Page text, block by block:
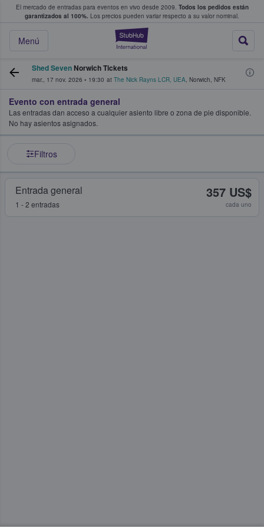
El mercado de entradas para eventos en vivo desde 2009. Todos los pedidos están
garantizados al 100%. Los precios pueden variar respecto a su valor nominal.
StubHub:
Menú
y venta de entradas entre fans
Shed Seven Norwich Tickets
mar., 17 nov. 2026 • 19:30 at The Nick Rayns LCR, UEA, Norwich, NFK
Evento con entrada general
Las entradas dan acceso a cualquier asiento libre o zona de pie disponible.
No hay asientos asignados.
Filtros
Entrada general
1 - 2 entradas
357 US$
cada uno